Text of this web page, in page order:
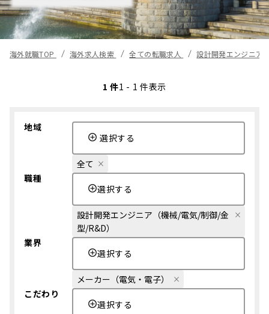
海外就職TOP 海外求人検索 全ての転職求人 設計開発エンジニア
1 件1 - 1 件表示
地域
選択する
全て
職種
選択する
設計開発エンジニア（機械/電気/制御/金
型/R&D）
業界
選択する
メーカー（電気・電子）
こだわり
選択する